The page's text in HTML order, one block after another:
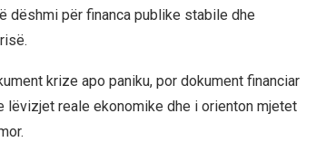
dëshmi për financa publike stabile dhe
krize apo paniku, por dokument financiar
reale ekonomike dhe i orienton mjetet